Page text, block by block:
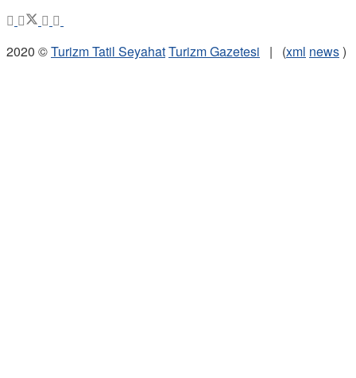
2020 ©Turizm Tatil SeyahatTurizm Gazetesi | (xml news)